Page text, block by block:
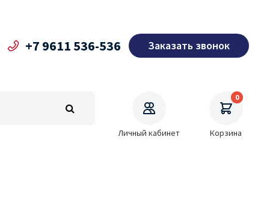
+7 9611 536-536 Заказать звонок
Личный кабинет
0
Корзина